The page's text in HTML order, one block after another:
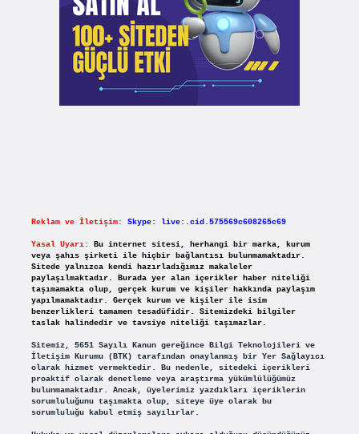
Reklam ve İletişim: Skype: live:.cid.575569c608265c69
Yasal Uyarı:
Bu internet sitesi, herhangi bir marka, kurum
veya şahıs şirketi ile hiçbir bağlantısı bulunmamaktadır.
Sitede yalnızca kendi hazırladığımız makaleler
paylaşılmaktadır. Burada yer alan içerikler haber niteliği
taşımamakta olup, gerçek kurum ve kişiler hakkında paylaşım
yapılmamaktadır. Gerçek kurum ve kişiler ile isim
benzerlikleri tamamen tesadüfidir. Sitemizdeki bilgiler
taslak halindedir ve tavsiye niteliği taşımazlar.
Sitemiz, 5651 Sayılı Kanun gereğince Bilgi Teknolojileri ve
İletişim Kurumu (BTK) tarafından onaylanmış bir Yer Sağlayıcı
olarak hizmet vermektedir. Bu nedenle, sitedeki içerikleri
proaktif olarak denetleme veya araştırma yükümlülüğümüz
bulunmamaktadır. Ancak, üyelerimiz yazdıkları içeriklerin
sorumluluğunu taşımakta olup, siteye üye olarak bu
sorumluluğu kabul etmiş sayılırlar.